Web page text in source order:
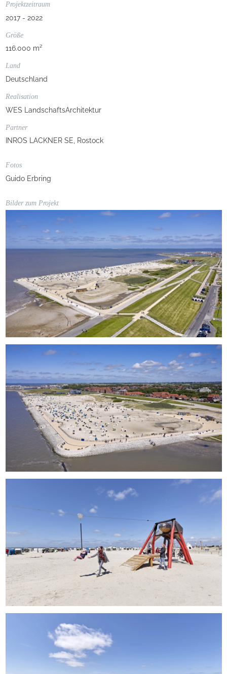
Projektzeitraum
2017 - 2022
Größe
116.000 m²
Land
Deutschland
Realisation
WES LandschaftsArchitektur
Partner
INROS LACKNER SE, Rostock
Fotos
Guido Erbring
Bilder zum Projekt